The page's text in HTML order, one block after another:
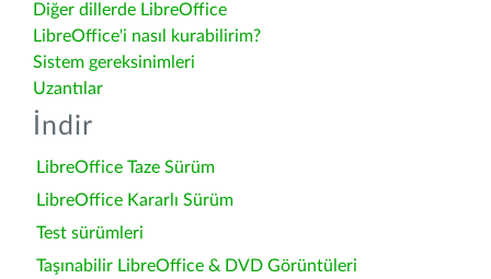
Diğer dillerde LibreOffice
LibreOffice'i nasıl kurabilirim?
Sistem gereksinimleri
Uzantılar
İndir
LibreOffice Taze Sürüm
LibreOffice Kararlı Sürüm
Test sürümleri
Taşınabilir LibreOffice & DVD Görüntüleri